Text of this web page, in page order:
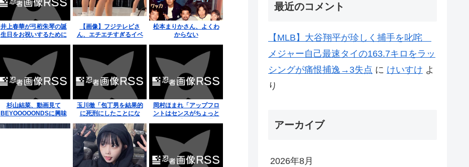
井上春華が弓桁朱琴の誕
生日をお祝いするために
【画像】フジテレビさ
ん、エチエチすぎるイベ
松本まりかさん、よくわ
からない
杉山結菜、動画見て
BEYOOOOONDSに興味
玉川徹「包丁男を結果的
に死刑にしたことにな
う？？？
岡村ほまれ「アップフロ
ントはセンスがちょっと
んだぁ』みたいな。悪口
ではなく斬新
最近のコメント
【MLB】大谷翔平が珍しく捕手を叱咤
メジャー自己最速タイの163.7キロをラッ
シングが痛恨捕逸→3失点 に けいすけ よ
り
アーカイブ
2026年8月